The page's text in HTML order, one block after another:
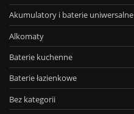
Akumulatory i baterie uniwersalne
Alkomaty
Baterie kuchenne
Baterie łazienkowe
Bez kategorii